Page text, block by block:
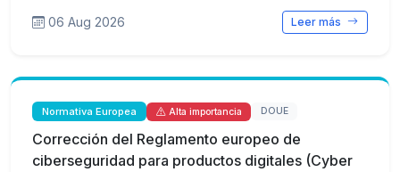
06 Aug 2026 Leer más
Normativa Europea Alta importancia DOUE
Corrección del Reglamento europeo de
ciberseguridad para productos digitales (Cyber